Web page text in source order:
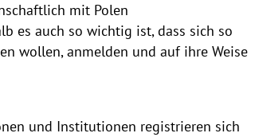
mit Polen
es auch so wichtig ist, dass sich so
wollen, anmelden und auf ihre Weise
und Institutionen registrieren sich